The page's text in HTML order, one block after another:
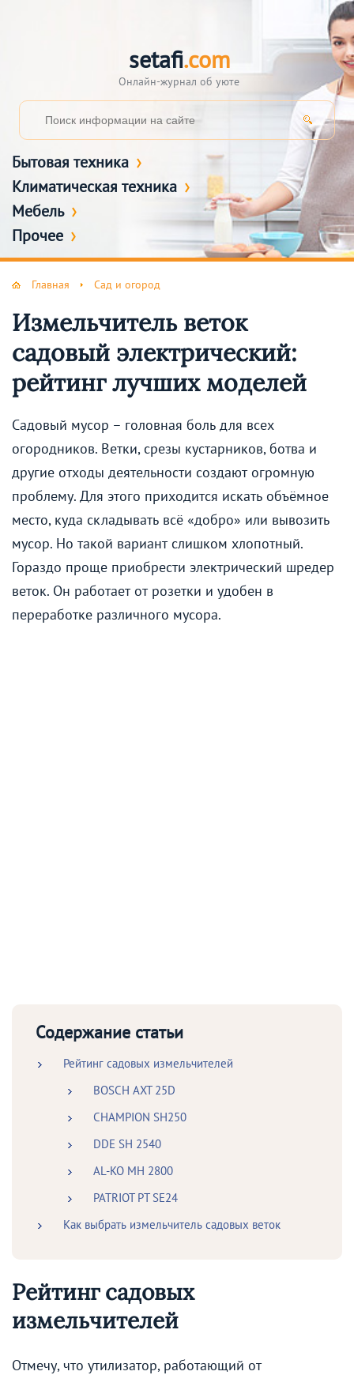
setafi.com
Онлайн-журнал об уюте
Бытовая техника
Климатическая техника
Мебель
Прочее
Главная Сад и огород
Измельчитель веток
садовый электрический:
рейтинг лучших моделей
Садовый мусор – головная боль для всех
огородников. Ветки, срезы кустарников, ботва и
другие отходы деятельности создают огромную
проблему. Для этого приходится искать объёмное
место, куда складывать всё «добро» или вывозить
мусор. Но такой вариант слишком хлопотный.
Гораздо проще приобрести электрический шредер
веток. Он работает от розетки и удобен в
переработке различного мусора.
Содержание статьи
Рейтинг садовых измельчителей
BOSCH AXT 25D
CHAMPION SH250
DDE SH 2540
AL-KO MH 2800
PATRIOT PT SE24
Как выбрать измельчитель садовых веток
Рейтинг садовых
измельчителей
Отмечу, что утилизатор, работающий от